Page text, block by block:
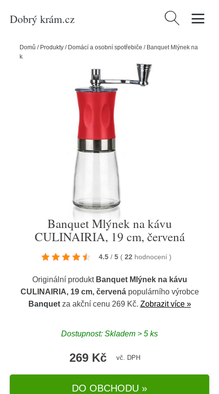
Dobrý krám.cz Vyhledávání
Domů / Produkty / Domácí a osobní spotřebiče / Banquet Mlýnek na
kávu CULINAIRIA, 19 cm, červená
Banquet Mlýnek na kávu
CULINAIRIA, 19 cm, červená
4.5 / 5 ( 22 hodnocení )
Originální produkt Banquet Mlýnek na kávu
CULINAIRIA, 19 cm, červenápopulárního výrobce
Banquetza akční cenu 269 Kč. Zobrazit více »
Dostupnost: Skladem > 5 ks
269 Kč vč. DPH
DO OBCHODU »